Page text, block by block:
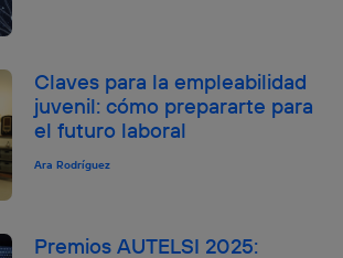
Claves para la empleabilidad
juvenil: cómo prepararte para
el futuro laboral
Ara Rodríguez
Premios AUTELSI 2025: